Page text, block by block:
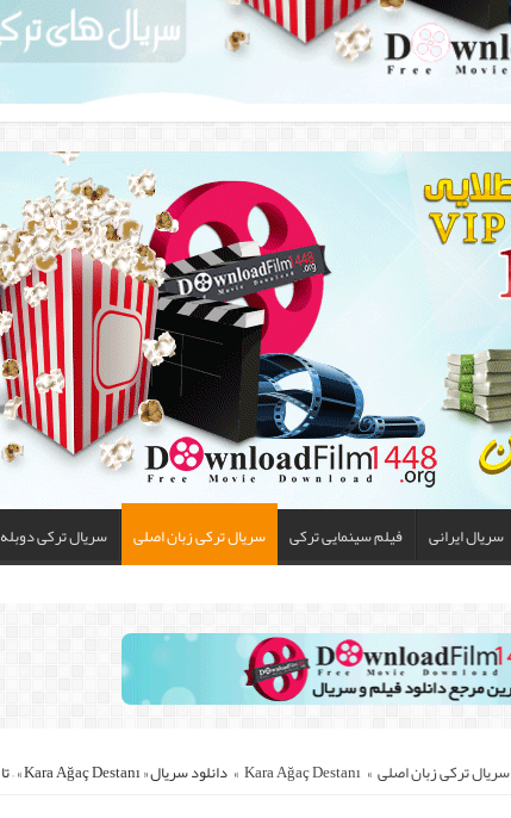
سریال ایرانی فیلم سینمایی ترکی سریال ترکی زبان اصلی سریال ترکی دوبله
سریال ترکی زبان اصلی »
Kara Ağaç Destanı
» دانلود سریال « Kara Ağaç Destanı » – تا قسمت آخر با زیرنویس فارسی